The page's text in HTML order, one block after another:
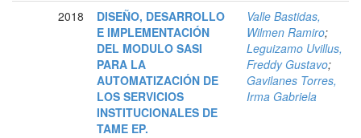
2018
DISEÑO, DESARROLLO
E IMPLEMENTACIÓN
DEL MODULO SASI
PARA LA
AUTOMATIZACIÓN DE
LOS SERVICIOS
INSTITUCIONALES DE
TAME EP.
Valle Bastidas,
Wilmen Ramiro;
Leguizamo Uvillus,
Freddy Gustavo;
Gavilanes Torres,
Irma Gabriela